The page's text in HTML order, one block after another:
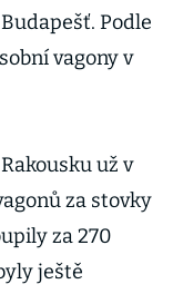
Podle
vagony v
už v
za stovky
za 270
ještě